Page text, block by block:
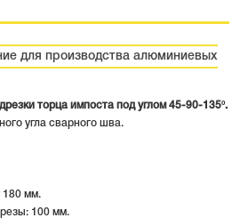
для производства алюминиевых
торца импоста под углом 45-90-135º.
угла сварного шва.
мм.
100 мм.